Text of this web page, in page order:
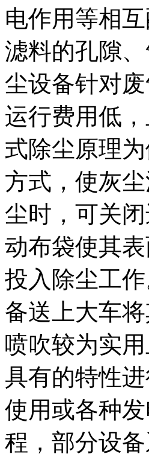
电作用等相
滤料的孔隙
尘设备针对
运行费用低
式除尘原理
方式，使灰
尘时，可关
动布袋使其
投入除尘工
备送上大车
喷吹较为实
具有的特性
使用或各种
程，部分设